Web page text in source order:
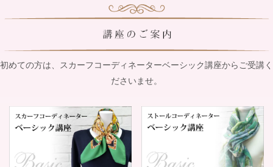
初めての方は、スカーフコーディネーターベーシック講座からご受講く
ださいませ。